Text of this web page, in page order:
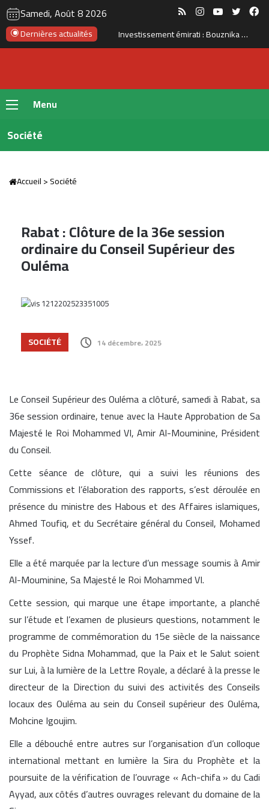
Samedi, Août 8 2026 RSS InstagramYouTube
Dernières actualités Le Maroc se prépare à accueillir la première gigafactory africaine de batteries électriques, pour un investissement de 65 milliards de dirhams
Menu
Société
Accueil>Société
Rabat : Clôture de la 36e session
ordinaire du Conseil Supérieur des
Ouléma
SOCIÉTÉ 14 décembre، 2025
Le Conseil Supérieur des Ouléma a clôturé, samedi à Rabat, sa
36e session ordinaire, tenue avec la Haute Approbation de Sa
Majesté le Roi Mohammed VI, Amir Al-Mouminine, Président
du Conseil.
Cette séance de clôture, qui a suivi les réunions des
Commissions et l’élaboration des rapports, s’est déroulée en
présence du ministre des Habous et des Affaires islamiques,
Ahmed Toufiq, et du Secrétaire général du Conseil, Mohamed
Yssef.
Elle a été marquée par la lecture d’un message soumis à Amir
Al-Mouminine, Sa Majesté le Roi Mohammed VI.
Cette session, qui marque une étape importante, a planché
sur l’étude et l’examen de plusieurs questions, notamment le
programme de commémoration du 15e siècle de la naissance
du Prophète Sidna Mohammad, que la Paix et le Salut soient
sur Lui, à la lumière de la Lettre Royale, a déclaré à la presse le
directeur de la Direction du suivi des activités des Conseils
locaux des Ouléma au sein du Conseil supérieur des Ouléma,
Mohcine Igoujim.
Elle a débouché entre autres sur l’organisation d’un colloque
international mettant en lumière la Sira du Prophète et la
poursuite de la vérification de l’ouvrage « Ach-chifa » du Cadi
Ayyad, aux côtés d’autres ouvrages relevant du domaine de la